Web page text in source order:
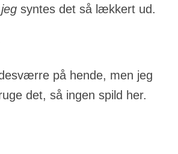
jeg syntes det så lækkert ud.
på hende, men jeg
det, så ingen spild her.